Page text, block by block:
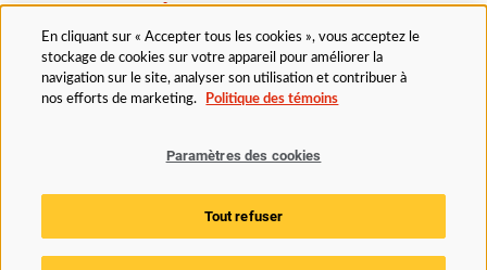
À propos de nous
Politique d’accessibilité
Politique en matière de cookies
Paramètres des cookies
En cliquant sur « Accepter tous les cookies », vous acceptez le
stockage de cookies sur votre appareil pour améliorer la
navigation sur le site, analyser son utilisation et contribuer à
nos efforts de marketing.
Politique des témoins
Paramètres des cookies
Tout refuser